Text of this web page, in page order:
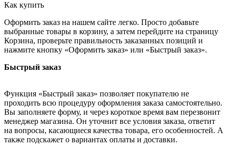
Как купить
Оформить заказ на нашем сайте легко. Просто добавьте
выбранные товары в корзину, а затем перейдите на страницу
Корзина, проверьте правильность заказанных позиций и
нажмите кнопку «Оформить заказ» или «Быстрый заказ».
Быстрый заказ
Функция «Быстрый заказ» позволяет покупателю не
проходить всю процедуру оформления заказа самостоятельно.
Вы заполняете форму, и через короткое время вам перезвонит
менеджер магазина. Он уточнит все условия заказа, ответит
на вопросы, касающиеся качества товара, его особенностей. А
также подскажет о вариантах оплаты и доставки.